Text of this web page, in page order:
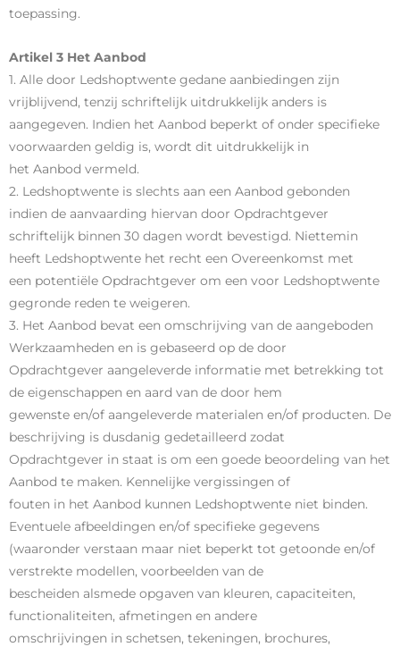
toepassing.
Artikel 3 Het Aanbod
1. Alle door Ledshoptwente gedane aanbiedingen zijn
vrijblijvend, tenzij schriftelijk uitdrukkelijk anders is
aangegeven. Indien het Aanbod beperkt of onder specifieke
voorwaarden geldig is, wordt dit uitdrukkelijk in
het Aanbod vermeld.
2. Ledshoptwente is slechts aan een Aanbod gebonden
indien de aanvaarding hiervan door Opdrachtgever
schriftelijk binnen 30 dagen wordt bevestigd. Niettemin
heeft Ledshoptwente het recht een Overeenkomst met
een potentiële Opdrachtgever om een voor Ledshoptwente
gegronde reden te weigeren.
3. Het Aanbod bevat een omschrijving van de aangeboden
Werkzaamheden en is gebaseerd op de door
Opdrachtgever aangeleverde informatie met betrekking tot
de eigenschappen en aard van de door hem
gewenste en/of aangeleverde materialen en/of producten. De
beschrijving is dusdanig gedetailleerd zodat
Opdrachtgever in staat is om een goede beoordeling van het
Aanbod te maken. Kennelijke vergissingen of
fouten in het Aanbod kunnen Ledshoptwente niet binden.
Eventuele afbeeldingen en/of specifieke gegevens
(waaronder verstaan maar niet beperkt tot getoonde en/of
verstrekte modellen, voorbeelden van de
bescheiden alsmede opgaven van kleuren, capaciteiten,
functionaliteiten, afmetingen en andere
omschrijvingen in schetsen, tekeningen, brochures,